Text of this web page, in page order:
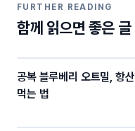
o
k
FURTHER READING
함께 읽으면 좋은 글
공복 블루베리 오트밀, 항
먹는 법